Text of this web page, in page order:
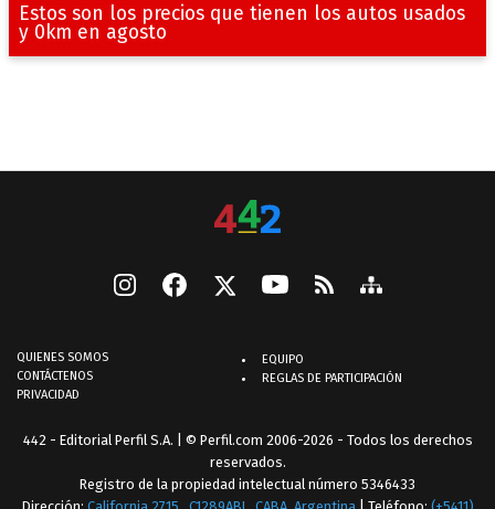
Estos son los precios que tienen los autos usados
y 0km en agosto
QUIENES SOMOS
CONTÁCTENOS
PRIVACIDAD
EQUIPO
REGLAS DE PARTICIPACIÓN
442 - Editorial Perfil S.A. | © Perfil.com 2006-2026 - Todos los derechos
reservados.
Registro de la propiedad intelectual número 5346433